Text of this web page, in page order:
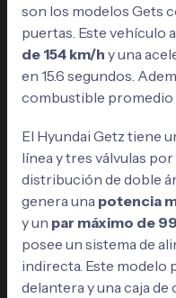
son los modelos Gets
puertas. Este vehículo
de 154 km/h y una
en 15.6 segundos.
combustible promedio
El Hyundai Getz tiene
línea y tres válvulas
distribución de doble
genera una potencia
y un par máximo de
posee un sistema de
indirecta. Este modelo
delantera y una caja